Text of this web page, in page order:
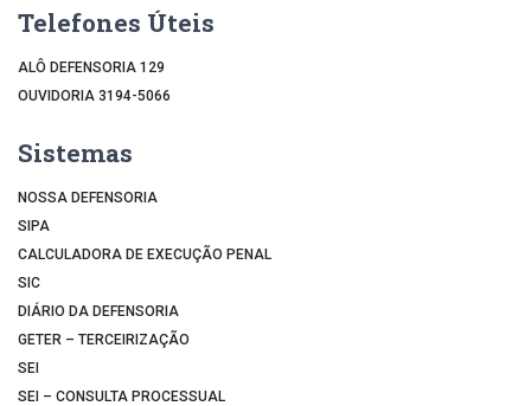
Telefones Úteis
ALÔ DEFENSORIA 129
OUVIDORIA 3194-5066
Sistemas
NOSSA DEFENSORIA
SIPA
CALCULADORA DE EXECUÇÃO PENAL
SIC
DIÁRIO DA DEFENSORIA
GETER – TERCEIRIZAÇÃO
SEI
SEI – CONSULTA PROCESSUAL